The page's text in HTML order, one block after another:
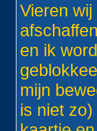
Vieren
en ik
mijn
is niet